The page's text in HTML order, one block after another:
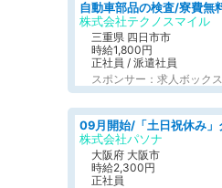
株式会社テクノスマイル
三重県 四日市市
時給1,800円
正社員 / 派遣社員
スポンサー：求人ボックス
株式会社パソナ
大阪府 大阪市
時給2,300円
正社員